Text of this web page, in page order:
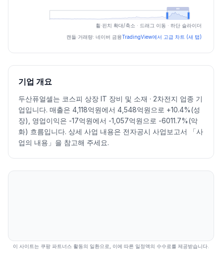
최근 구간 일별 OHLCV (스크린 리더용)
고가 저가 종가 등락률%거래량
2026.07.06
56400564005100052300-7.60373994
2026.07.07
51000514004565047150-9.85673285
2026.07.08
44800
2026.07.10
437004805043600470509.80 306811
2026.07.13
46200487004420044800-4.78 437873
2026.07.14
44050451504150043100-3.79327558
2026.07.15
44400472004440046100
2026.07.28
29900299002245023550-21.502211528
휠·핀치 확대/축소 · 드래그 이동 · 하단 슬라이더
캔들·거래량: 네이버 금융TradingView에서 고급 차트 (새 탭)
기업 개요
두산퓨얼셀는 코스피 상장 IT 장비 및 소재 · 2차전지 업종 기
업입니다. 매출은 4,118억원에서 4,548억원으로 +10.4%(성
장), 영업이익은 -17억원에서 -1,057억원으로 -6011.7%(악
화) 흐름입니다. 상세 사업 내용은 전자공시 사업보고서 「사
업의 내용」을 참고해 주세요.
이 사이트는 쿠팡 파트너스 활동의 일환으로, 이에 따른 일정액의 수수료를 제공받습니다.